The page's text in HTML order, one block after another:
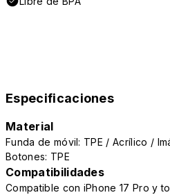
Especificaciones
Material
Funda de móvil: TPE / Acrílico /
Botones: TPE
Compatibilidades
Compatible con iPhone 17 Pro y